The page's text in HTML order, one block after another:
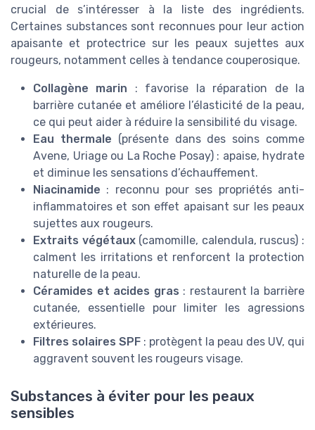
crucial de s’intéresser à la liste des ingrédients.
Certaines substances sont reconnues pour leur action
apaisante et protectrice sur les peaux sujettes aux
rougeurs, notamment celles à tendance couperosique.
Collagène marin : favorise la réparation de la
barrière cutanée et améliore l’élasticité de la peau,
ce qui peut aider à réduire la sensibilité du visage.
Eau thermale (présente dans des soins comme
Avene, Uriage ou La Roche Posay) : apaise, hydrate
et diminue les sensations d’échauffement.
Niacinamide : reconnu pour ses propriétés anti-
inflammatoires et son effet apaisant sur les peaux
sujettes aux rougeurs.
Extraits végétaux(camomille, calendula, ruscus) :
calment les irritations et renforcent la protection
naturelle de la peau.
Céramides et acides gras : restaurent la barrière
cutanée, essentielle pour limiter les agressions
extérieures.
Filtres solaires SPF : protègent la peau des UV, qui
aggravent souvent les rougeurs visage.
Substances à éviter pour les peaux
sensibles